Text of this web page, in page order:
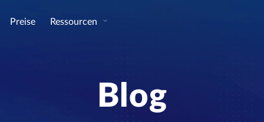
Preise Ressourcen
Blog